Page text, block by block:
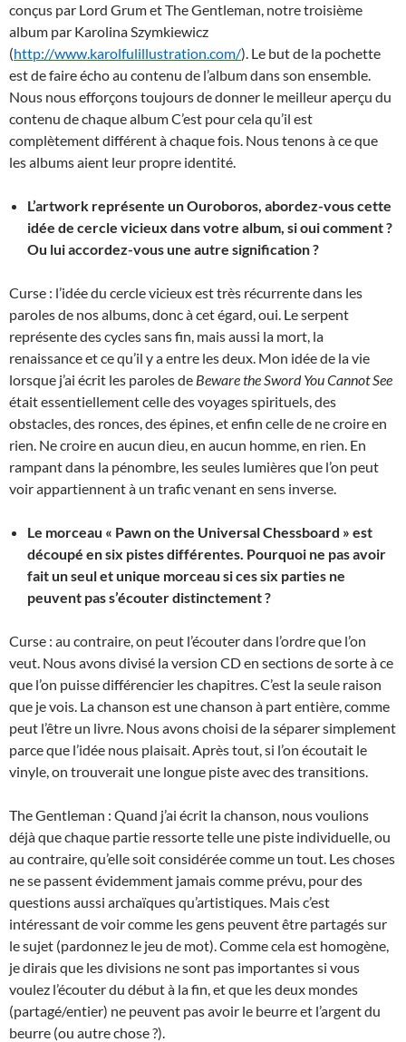
conçus par Lord Grum et The Gentleman, notre troisième
album par Karolina Szymkiewicz
(http://www.karolfulillustration.com/). Le but de la pochette
est de faire écho au contenu de l’album dans son ensemble.
Nous nous efforçons toujours de donner le meilleur aperçu du
contenu de chaque album C’est pour cela qu’il est
complètement différent à chaque fois. Nous tenons à ce que
les albums aient leur propre identité.
L’artwork représente un Ouroboros, abordez-vous cette
idée de cercle vicieux dans votre album, si oui comment ?
Ou lui accordez-vous une autre signification ?
Curse : l’idée du cercle vicieux est très récurrente dans les
paroles de nos albums, donc à cet égard, oui. Le serpent
représente des cycles sans fin, mais aussi la mort, la
renaissance et ce qu’il y a entre les deux. Mon idée de la vie
lorsque j’ai écrit les paroles de Beware the Sword You Cannot See
était essentiellement celle des voyages spirituels, des
obstacles, des ronces, des épines, et enfin celle de ne croire en
rien. Ne croire en aucun dieu, en aucun homme, en rien. En
rampant dans la pénombre, les seules lumières que l’on peut
voir appartiennent à un trafic venant en sens inverse.
Le morceau « Pawn on the Universal Chessboard » est
découpé en six pistes différentes. Pourquoi ne pas avoir
fait un seul et unique morceau si ces six parties ne
peuvent pas s’écouter distinctement ?
Curse : au contraire, on peut l’écouter dans l’ordre que l’on
veut. Nous avons divisé la version CD en sections de sorte à ce
que l’on puisse différencier les chapitres. C’est la seule raison
que je vois. La chanson est une chanson à part entière, comme
peut l’être un livre. Nous avons choisi de la séparer simplement
parce que l’idée nous plaisait. Après tout, si l’on écoutait le
vinyle, on trouverait une longue piste avec des transitions.
The Gentleman : Quand j’ai écrit la chanson, nous voulions
déjà que chaque partie ressorte telle une piste individuelle, ou
au contraire, qu’elle soit considérée comme un tout. Les choses
ne se passent évidemment jamais comme prévu, pour des
questions aussi archaïques qu’artistiques. Mais c’est
intéressant de voir comme les gens peuvent être partagés sur
le sujet (pardonnez le jeu de mot). Comme cela est homogène,
je dirais que les divisions ne sont pas importantes si vous
voulez l’écouter du début à la fin, et que les deux mondes
(partagé/entier) ne peuvent pas avoir le beurre et l’argent du
beurre (ou autre chose ?).